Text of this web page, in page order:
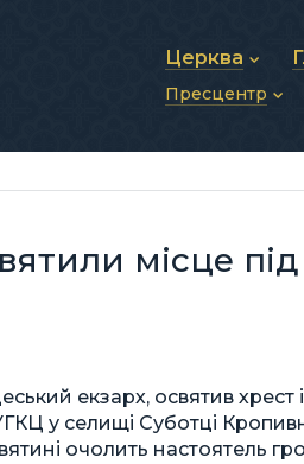
Церква
Про УГКЦ
Структура УГКЦ
Пресцентр
Публікації
Фото та відео
місце
екзарх, освятив хрест і
у селищі Суботці
очолить настоятель